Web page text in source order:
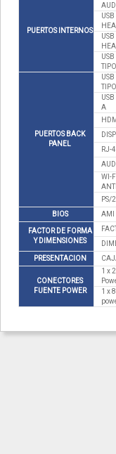
PUERTOS INTERNOS
PUERTOS BACK
PANEL
A
HDMI
RJ-
WI-
PS/
BIOS
AMI
FACTOR DE FORMA
Y DIMENSIONES
PRESENTACION
CONECTORES
FUENTE POWER
1 x
1 x